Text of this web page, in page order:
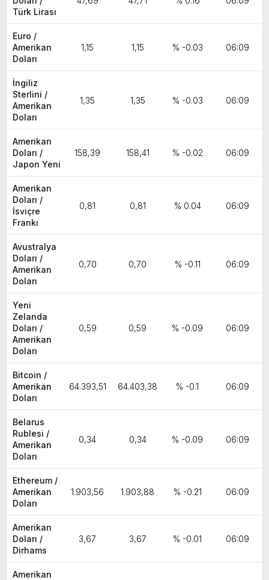
Türk Lirası
Euro /
Amerikan
Doları
1,15 1,15 % -0.03 06:09
İngiliz
Sterlini /
Amerikan
Doları
1,35 1,35 % -0.03 06:09
Amerikan
Doları /
Japon Yeni
158,39 158,41 % -0.02 06:09
Amerikan
Doları /
İsviçre
Frankı
0,81 0,81 % 0.04 06:09
Avustralya
Doları /
Amerikan
Doları
0,70 0,70 % -0.11 06:09
Yeni
Zelanda
Doları /
Amerikan
Doları
0,59 0,59 % -0.09 06:09
Bitcoin /
Amerikan
Doları
64.393,51 64.403,38 % -0.1 06:09
Belarus
Rublesi /
Amerikan
Doları
0,34 0,34 % -0.09 06:09
Ethereum /
Amerikan
Doları
1.903,56 1.903,88 % -0.21 06:09
Amerikan
Doları /
Dirhams
3,67 3,67 % -0.01 06:09
Amerikan